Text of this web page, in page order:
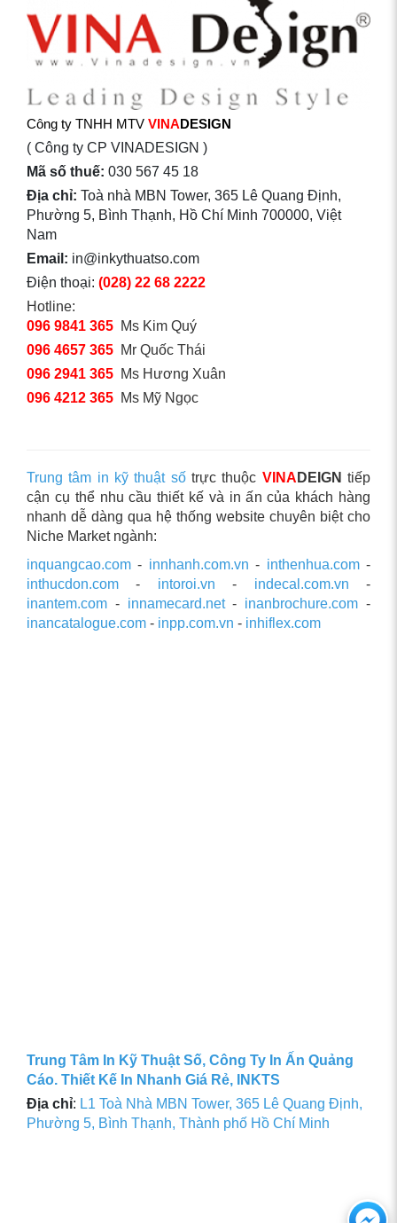
Công ty TNHH MTV VINADESIGN
( Công ty CP VINADESIGN )
Mã số thuế: 030 567 45 18
Địa chỉ: Toà nhà MBN Tower, 365 Lê Quang Định,
Phường 5, Bình Thạnh, Hồ Chí Minh 700000, Việt
Nam
Email: in@inkythuatso.com
Điện thoại: (028) 22 68 2222
Hotline:
096 9841 365 Ms Kim Quý
096 4657 365 Mr Quốc Thái
096 2941 365 Ms Hương Xuân
096 4212 365 Ms Mỹ Ngọc
Trung tâm in kỹ thuật sốtrực thuộc VINA DEIGN tiếp
cận cụ thể nhu cầu thiết kế và in ấn của khách hàng
nhanh dễ dàng qua hệ thống website chuyên biệt cho
Niche Market ngành:
inquangcao.com - innhanh.com.vn - inthenhua.com-
inthucdon.com - intoroi.vn - indecal.com.vn -
inantem.com - innamecard.net- inanbrochure.com -
inancatalogue.com - inpp.com.vn - inhiflex.com
Trung Tâm In Kỹ Thuật Số, Công Ty In Ấn Quảng
Cáo. Thiết Kế In Nhanh Giá Rẻ, INKTS
Địa chỉ: L1 Toà Nhà MBN Tower, 365 Lê Quang Định,
Phường 5, Bình Thạnh, Thành phố Hồ Chí Minh